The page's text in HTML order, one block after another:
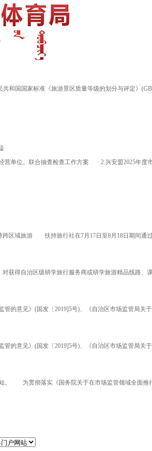
国国家标准《旅游景区质量等级的划分与评定》
经营单位。联合抽查检查工作方案 2.兴安盟2025
域旅游 扶持旅行社在7月17日至8月18日期间通
治区级研学旅行服务商或研学旅游精品线路、课
的意见》(国发〔2019]5号)、《自治区市场监管局关
的意见》(国发〔2019]5号)、《自治区市场监管局关
。 为贯彻落实《国务院关于在市场监管领域全面推